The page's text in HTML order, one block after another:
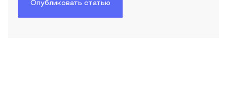
Опубликовать статью